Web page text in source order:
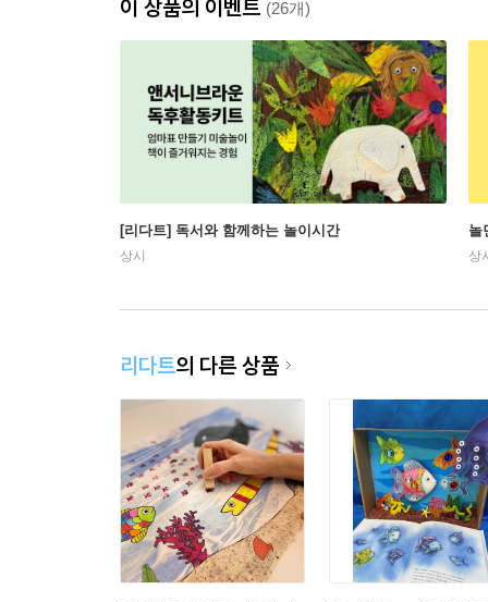
이 상품의 이벤트 (26개)
[리다트] 독서와 함께하는 놀이시간
상시
놀
상
리다트의 다른 상품